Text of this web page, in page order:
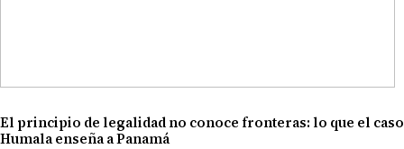
El principio de legalidad no conoce fronteras: lo que el caso
Humala enseña a Panamá